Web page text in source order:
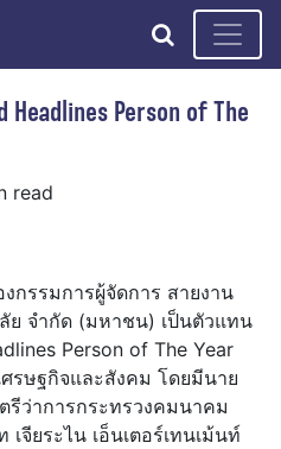
search
Person of The
read
กรรมการผู้จัดการ สายงาน
ย จำกัด (มหาชน) เป็นตัวแทน
Person of The Year
รษฐกิจและสังคม โดยมีนาย
รีว่าการกระทรวงคมนาคม
จียระไน เอ็นเตอร์เทนเม้นท์